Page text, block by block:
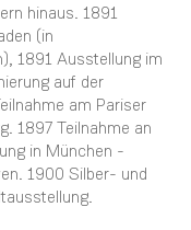
hinaus. 1891
(in
1891 Ausstellung im
auf der
am Pariser
1897 Teilnahme an
in München -
1900 Silber- und